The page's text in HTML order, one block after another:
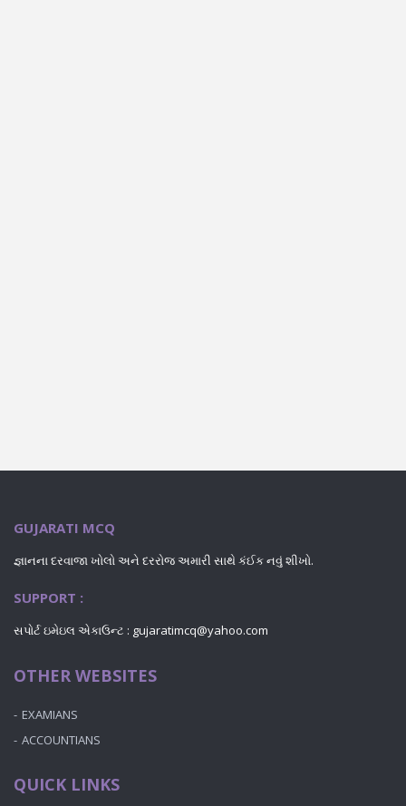
GUJARATI MCQ
જ્ઞાનના દરવાજા ખોલો અને દરરોજ અમારી સાથે કંઈક નવું શીખો.
SUPPORT :
સપોર્ટ ઇમેઇલ એકાઉન્ટ : gujaratimcq@yahoo.com
OTHER WEBSITES
EXAMIANS
ACCOUNTIANS
QUICK LINKS